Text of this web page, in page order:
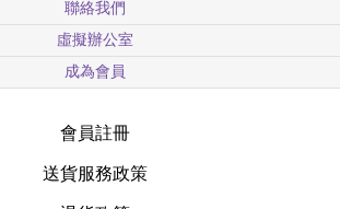
聯絡我們
虛擬辦公室
成為會員
會員註冊
送貨服務政策